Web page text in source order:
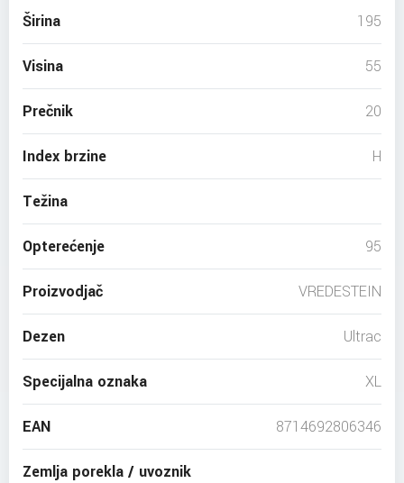
Širina 195
Visina 55
Prečnik 20
Index brzine H
Težina
Opterećenje 95
Proizvodjač VREDESTEIN
Dezen Ultrac
Specijalna oznaka XL
EAN 8714692806346
Zemlja porekla / uvoznik